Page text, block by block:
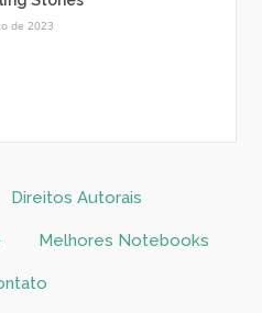
de 2023
Direitos Autorais
Melhores Notebooks